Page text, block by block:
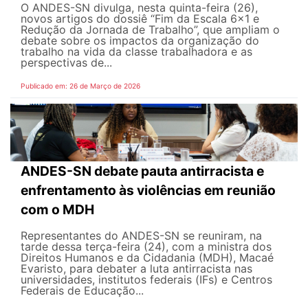
O ANDES-SN divulga, nesta quinta-feira (26),
novos artigos do dossiê “Fim da Escala 6×1 e
Redução da Jornada de Trabalho”, que ampliam o
debate sobre os impactos da organização do
trabalho na vida da classe trabalhadora e as
perspectivas de...
Publicado em: 26 de Março de 2026
ANDES-SN debate pauta antirracista e
enfrentamento às violências em reunião
com o MDH
Representantes do ANDES-SN se reuniram, na
tarde dessa terça-feira (24), com a ministra dos
Direitos Humanos e da Cidadania (MDH), Macaé
Evaristo, para debater a luta antirracista nas
universidades, institutos federais (IFs) e Centros
Federais de Educação...